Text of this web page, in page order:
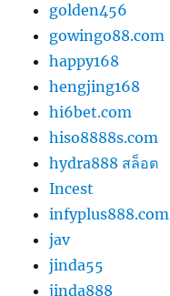
golden456
gowingo88.com
happy168
hengjing168
hi6bet.com
hiso8888s.com
hydra888 สล็อต
Incest
infyplus888.com
jav
jinda55
jinda888